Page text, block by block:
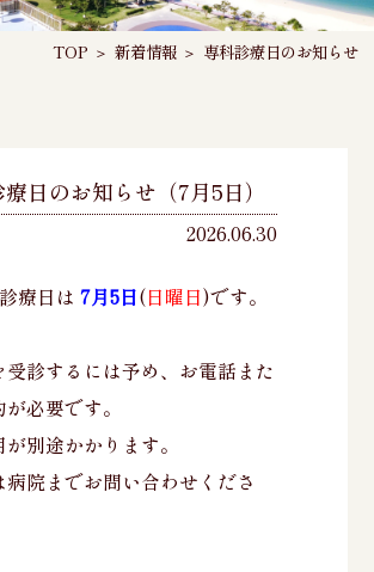
TOP ＞ 新着情報 ＞ 専科診療日のお知らせ
日のお知らせ（7月5日）
2026.06.30
療日は 7月5日(日曜日)です。
受診するには予め、お電話また
必要です。
別途かかります。
病院までお問い合わせくださ